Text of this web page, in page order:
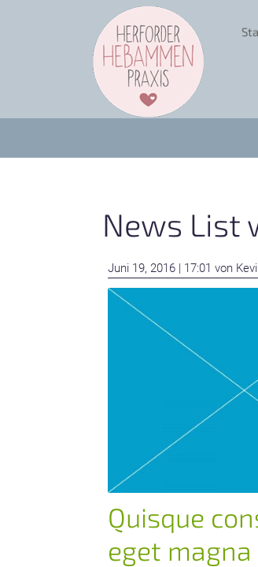
News List
Juni 19, 2016 | 17:01 von
Quisque
eget